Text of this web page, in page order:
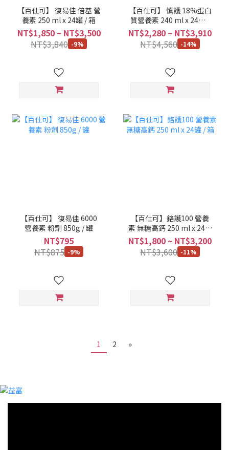
【百仕可】 復易佳 倍基 營
養素 250 ml x 24罐 / 箱
NT$1,850 ~ NT$3,500
NT$3,840 -9%
【百仕可】 慎護 18%蛋白
質營養素 240 ml x 24罐 /
箱 (無乳糖、奶素可食)
NT$2,280 ~ NT$3,910
NT$4,560 -14%
【百仕可】 復易佳 6000
營養素 粉劑 850g / 罐
NT$795
NT$875 -9%
【百仕可】鉻護100 營養
素 無糖高鈣 250 ml x 24罐
/ 箱
NT$1,800 ~ NT$3,200
NT$3,600 -11%
1 2 »